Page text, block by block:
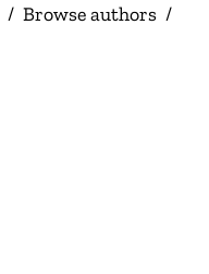
/ Browse authors /